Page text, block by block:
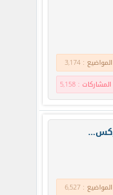
المواضيع : 3,174
المشاركات : 5,158
المواضيع : 6,527